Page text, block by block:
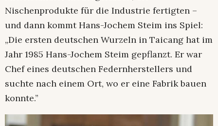
Nischenprodukte für die Industrie fertigten –
und dann kommt Hans-Jochem Steim ins Spiel:
„Die ersten deutschen Wurzeln in Taicang hat im
Jahr 1985 Hans-Jochem Steim gepflanzt. Er war
Chef eines deutschen Federnherstellers und
suchte nach einem Ort, wo er eine Fabrik bauen
konnte.”